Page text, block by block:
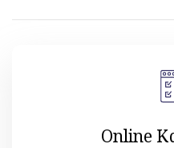
Online